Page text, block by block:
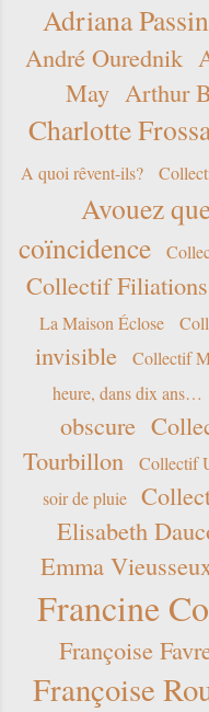
Adriana
André Ourednik
May Arthur
Charlotte
A quoi rêvent-ils?
Avouez
coïncidence
Collectif Filiations
La Maison Éclose
invisible
Collectif
heure, dans dix ans…
obscure
Tourbillon
Collectif
soir de pluie
Elisabeth
Emma
Francine
Françoise
Françoise